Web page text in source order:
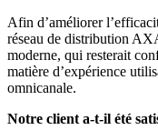
Afin d’améliorer
réseau de distribution
moderne, qui resterait
matière d’expérience
omnicanale.
Notre client a-t-il été